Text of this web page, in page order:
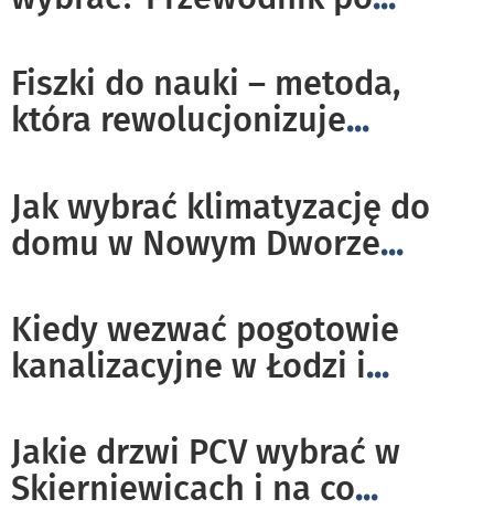
Fiszki do nauki – metoda,
która rewolucjonizuje...
Jak wybrać klimatyzację do
domu w Nowym Dworze...
Kiedy wezwać pogotowie
kanalizacyjne w Łodzi i...
Jakie drzwi PCV wybrać w
Skierniewicach i na co...